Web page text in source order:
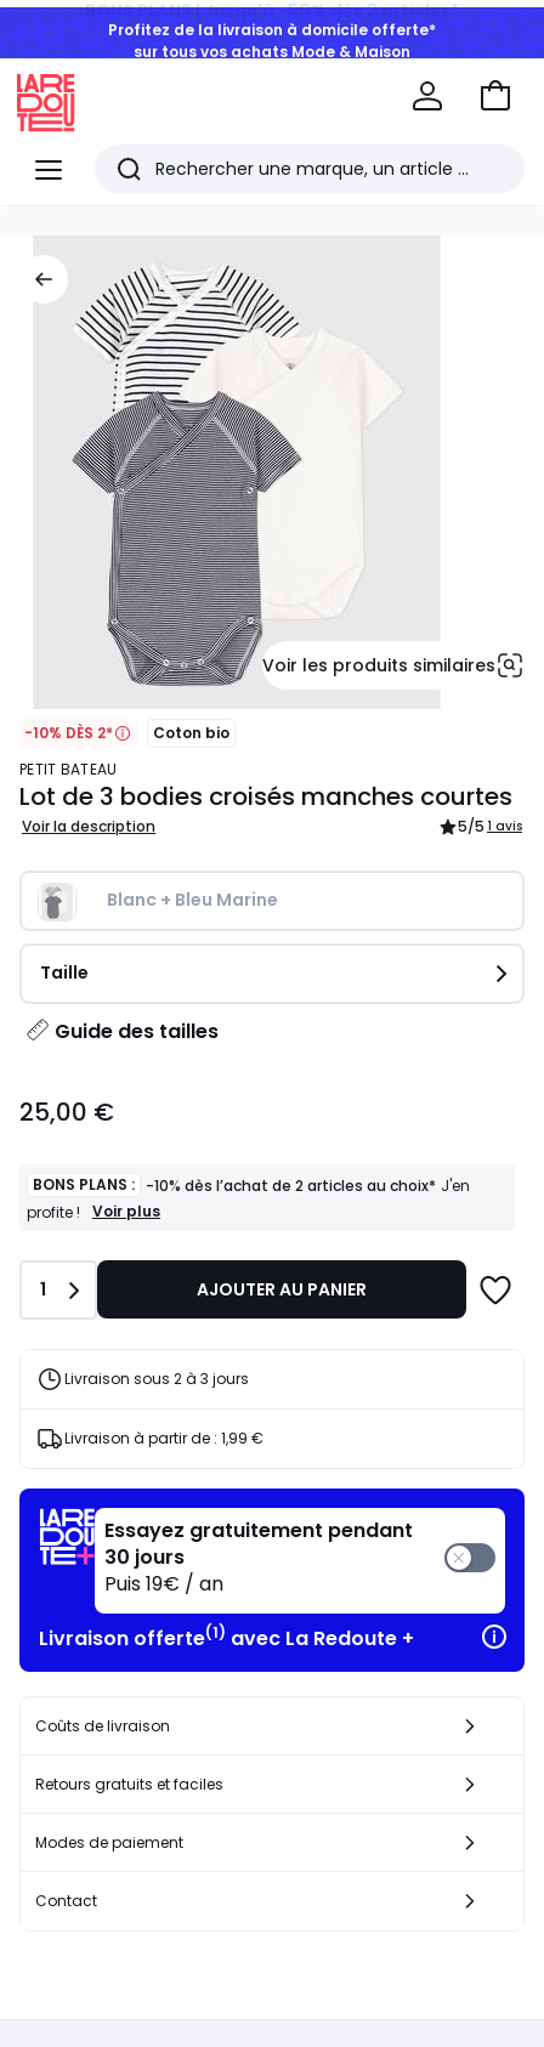
Profitez de la livraison à domicile offerte*
sur tous vos achats Mode & Maison
Menu
Redoute
Rechercher
articles
consultés
Aller
Voir les produits similaires
-10% DÈS 2*
Coton bio
PETIT BATEAU
Lot de 3 bodies croisés manches courtes
Voir la description 5/5 1 avis
Blanc + Bleu Marine
Taille
Guide des tailles
€.
25,00 €
BONS PLANS : -10% dès l’achat de 2 articles au choix* J'en
profite !
BONS
-10%
l’achat
articles
J'en
Voir plus
Quantité
1 AJOUTER AU PANIER
Livraison sous 2 à 3 jours
Livraison à partir de : 1,99 €
Essayez gratuitement pendant
30 jours
Puis 19€ / an
Livraison offerte(1) avec La Redoute +
Coûts de livraison
Retours gratuits et faciles
Modes de paiement
Contact